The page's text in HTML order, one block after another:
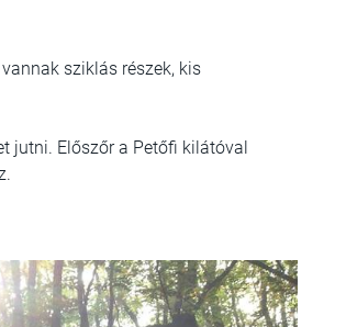
sziklás részek, kis
jutni. Előszőr a Petőfi kilátóval